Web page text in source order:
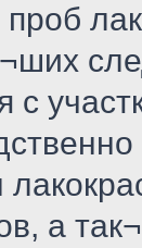
с
а